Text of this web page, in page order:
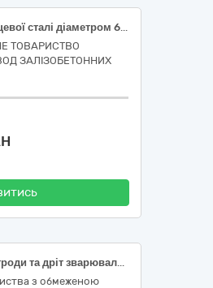
Катанка (дріт) з вуглецевої сталі діаметром 6,0 та 6,5 мм
ТОВАРИСТВО
ЗАЛІЗОБЕТОННИХ
Вироби з дроту (електроди та дріт зварювальний)
з обмеженою